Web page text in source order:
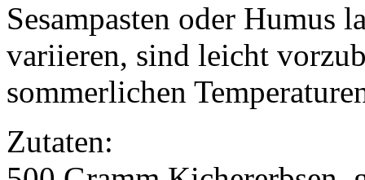
Sesampasten oder Humus
variieren, sind leicht
sommerlichen
Zutaten: